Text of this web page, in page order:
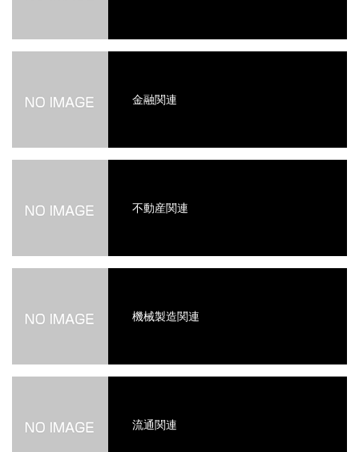
金融関連
不動産関連
機械製造関連
流通関連